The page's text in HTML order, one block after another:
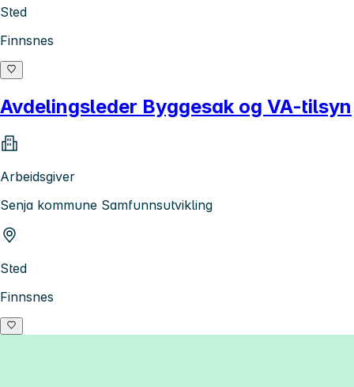
Sted
Finnsnes
Avdelingsleder Byggesak og VA-tilsyn
Arbeidsgiver
Senja kommune Samfunnsutvikling
Sted
Finnsnes